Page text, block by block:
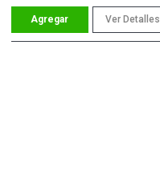
Ver Detalles